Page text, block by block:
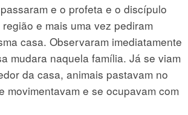
e o profeta e o discípulo
e mais uma vez pediram
casa. Observaram imediatamente
muda­ra naquela família. Já se viam
da casa, animais pastavam no
movimentavam e se ocupavam com